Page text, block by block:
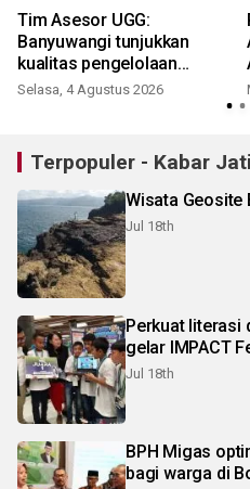
Tim Asesor UGG:
Banyuwangi tunjukkan
kualitas pengelolaan
Geopark Ijen
Selasa, 4 Agustus 2026
Terpopuler - Kabar
Wisata Geosite
Jul 18th
Perkuat literasi
gelar IMPACT
Jul 18th
BPH Migas
bagi warga di